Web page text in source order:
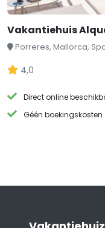
Vakantiehuis
Porreres, Mallorca,
4,0
Direct online
Géén boekingskosten